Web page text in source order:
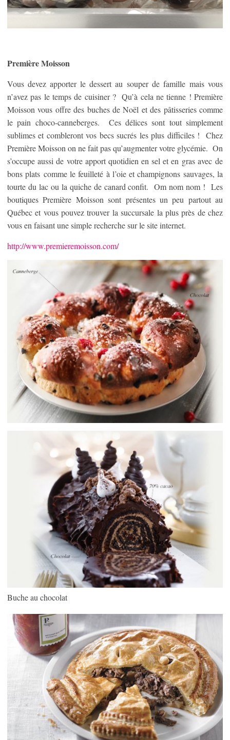
Première Moisson
Vous devez apporter le dessert au souper de famille mais vous
n’avez pas le temps de cuisiner ? Qu’à cela ne tienne ! Première
Moisson vous offre des buches de Noël et des pâtisseries comme
le pain choco-canneberges. Ces délices sont tout simplement
sublimes et combleront vos becs sucrés les plus difficiles ! Chez
Première Moisson on ne fait pas qu’augmenter votre glycémie. On
s’occupe aussi de votre apport quotidien en sel et en gras avec de
bons plats comme le feuilleté à l’oie et champignons sauvages, la
tourte du lac ou la quiche de canard confit. Om nom nom ! Les
boutiques Première Moisson sont présentes un peu partout au
Québec et vous pouvez trouver la succursale la plus près de chez
vous en faisant une simple recherche sur le site internet.
http://www.premieremoisson.com/
Buche au chocolat